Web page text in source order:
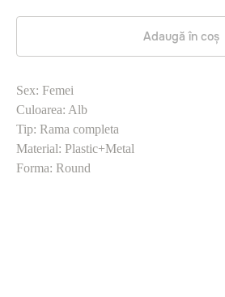
Adaugă în coș
Sex: Femei
Culoarea: Alb
Tip: Rama completa
Material: Plastic+Metal
Forma: Round